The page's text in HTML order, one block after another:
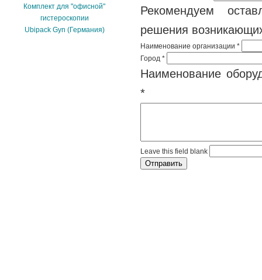
Рекомендуем
решения
Наименование организации *
Город *
Наименование
*
Leave this field blank
Комплект для "офисной"
гистероскопии
Ubipack Gyn (Германия)